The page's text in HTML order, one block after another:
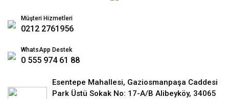
Müşteri Hizmetleri
0212 2761956
WhatsApp Destek
0 555 974 61 88
Esentepe Mahallesi, Gaziosmanpaşa Caddesi
Park Üstü Sokak No: 17-A/B Alibeyköy, 34065